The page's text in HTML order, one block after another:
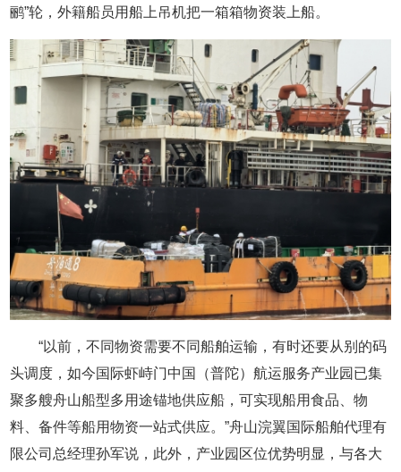
鹂”轮，外籍船员用船上吊机把一箱箱物资装上船。
“以前，不同物资需要不同船舶运输，有时还要从别的码
头调度，如今国际虾峙门中国（普陀）航运服务产业园已集
聚多艘舟山船型多用途锚地供应船，可实现船用食品、物
料、备件等船用物资一站式供应。”舟山浣翼国际船舶代理有
限公司总经理孙军说，此外，产业园区位优势明显，与各大